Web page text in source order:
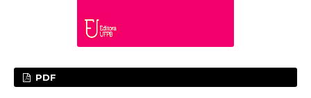
PDF